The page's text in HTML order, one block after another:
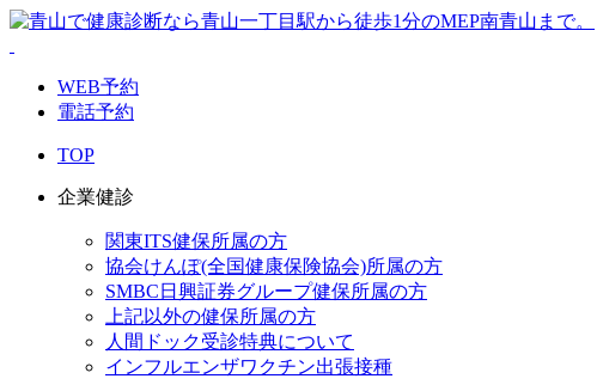
WEB予約
電話予約
TOP
企業健診
関東ITS健保所属の方
協会けんぽ(全国健康保険協会)所属の方
SMBC日興証券グループ健保所属の方
上記以外の健保所属の方
人間ドック受診特典について
インフルエンザワクチン出張接種